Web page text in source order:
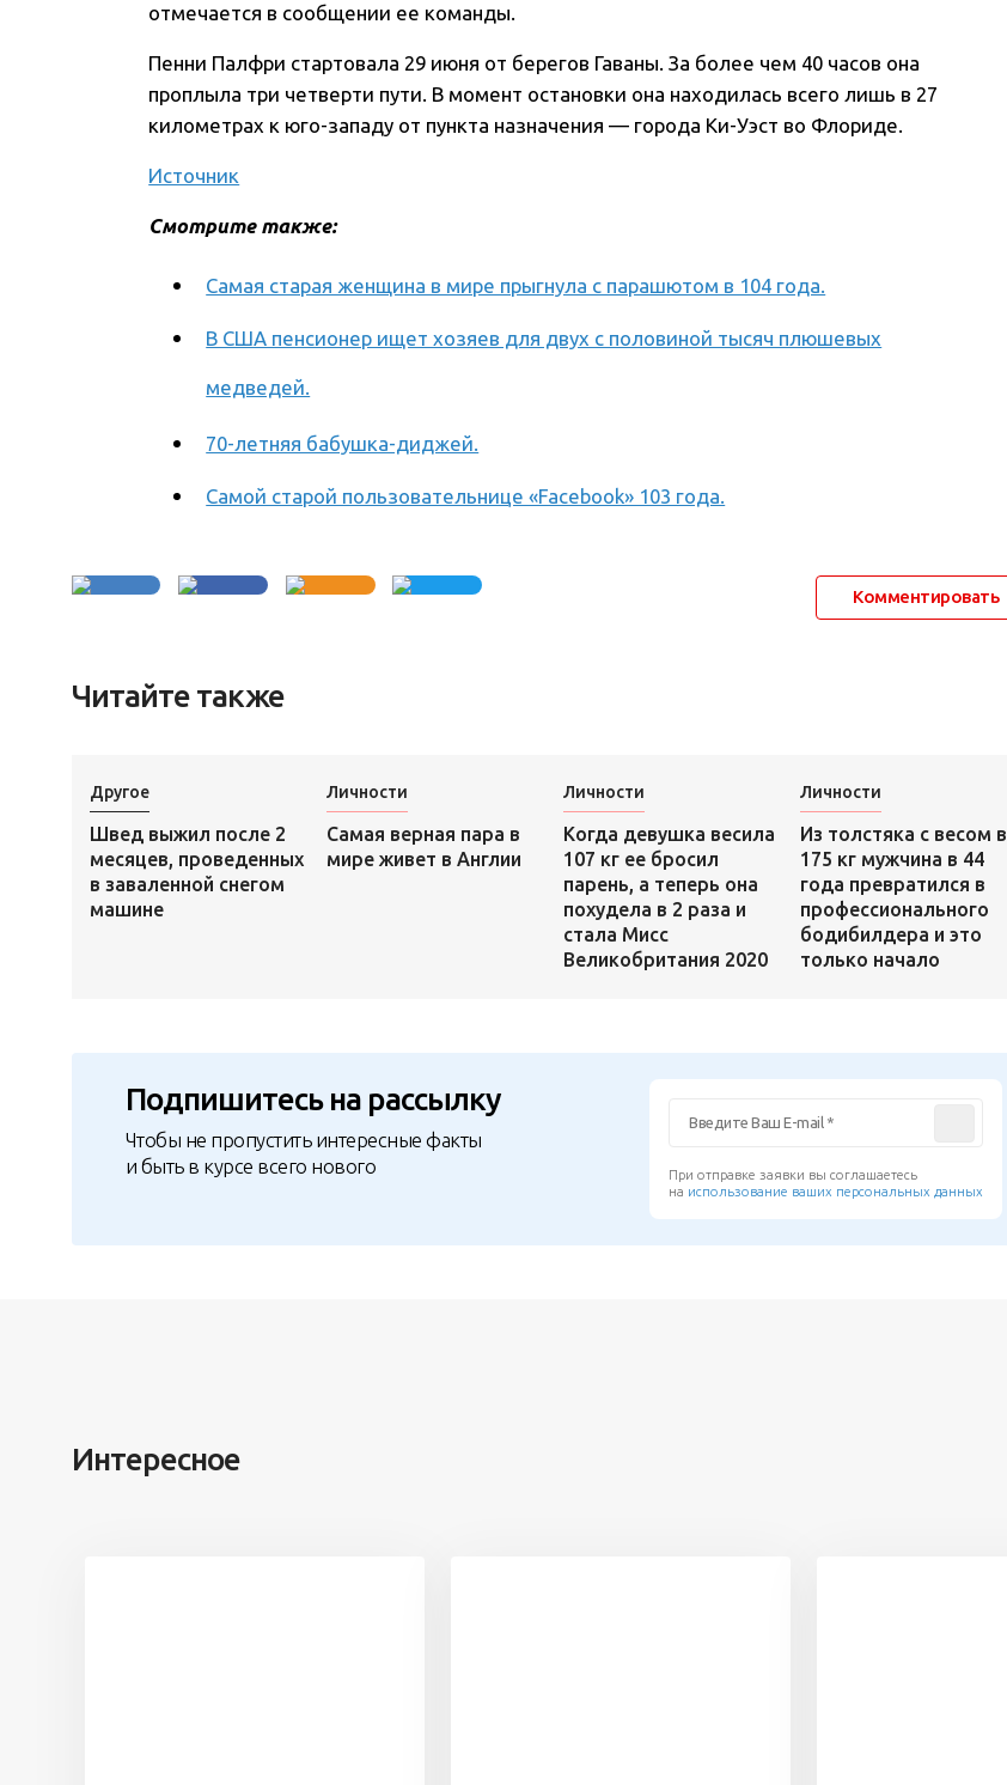
отмечается в сообщении ее команды.
Пенни Палфри стартовала 29 июня от берегов Гаваны. За более чем 40 часов она
проплыла три четверти пути. В момент остановки она находилась всего лишь в 27
километрах к юго-западу от пункта назначения — города Ки-Уэст во Флориде.
Источник
Смотрите также:
Самая старая женщина в мире прыгнула с парашютом в 104 года.
В США пенсионер ищет хозяев для двух с половиной тысяч плюшевых
медведей.
70-летняя бабушка-диджей.
Самой старой пользовательнице «Facebook» 103 года.
Комментировать
Читайте также
Другое
Швед выжил после 2
месяцев, проведенных
в заваленной снегом
машине
Личности
Самая верная пара в
мире живет в Англии
Личности
Когда девушка весила
107 кг ее бросил
парень, а теперь она
похудела в 2 раза и
стала Мисс
Великобритания 2020
Личности
Из толстяка c весом в
175 кг мужчина в 44
года превратился в
профессионального
бодибилдера и это
только начало
Подпишитесь на рассылку
Чтобы не пропустить интересные факты
и быть в курсе всего нового
При отправке заявки вы соглашаетесь
на использование ваших персональных данных
Интересное